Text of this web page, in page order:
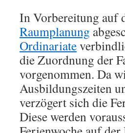
In Vorbereitung auf
Raumplanung
Ordinariate
die Zuordnung der
vorgenommen. Da
Ausbildungszeiten
verzögert sich die
Diese werden